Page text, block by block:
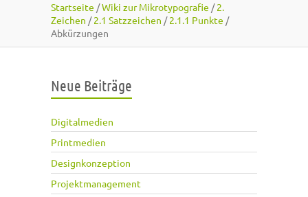
Startseite /Wiki zur Mikrotypografie /2.
Zeichen /2.1 Satzzeichen /2.1.1 Punkte /
Abkürzungen
Neue Beiträge
Digitalmedien
Printmedien
Designkonzeption
Projektmanagement